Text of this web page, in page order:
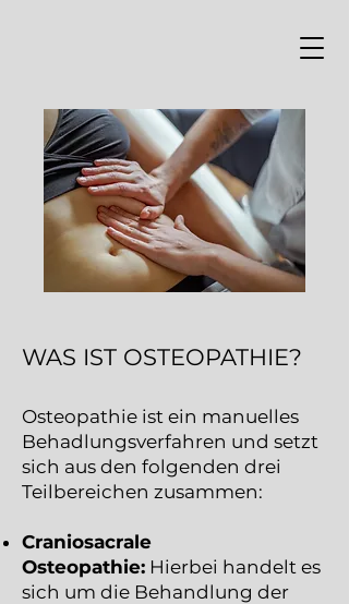
WAS IST OSTEOPATHIE?
Osteopathie ist ein manuelles
Behadlungsverfahren und setzt
sich aus den folgenden drei
Teilbereichen zusammen:
Craniosacrale
Osteopathie: Hierbei handelt es
sich um die Behandlung der